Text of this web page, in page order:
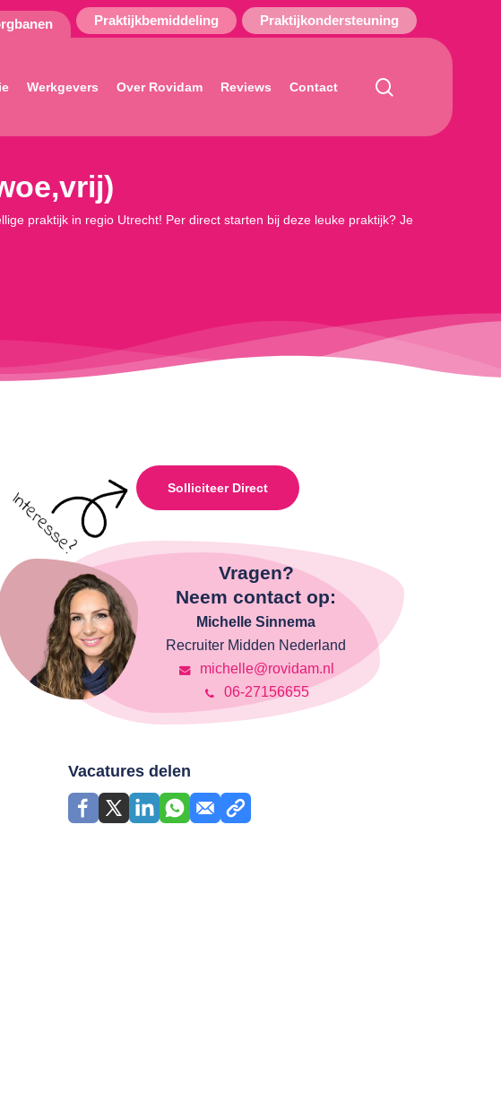
Praktijkbemiddeling Praktijkondersteuning
Werkgevers Over Rovidam Reviews Contact
praktijk in regio Utrecht! Per direct starten bij deze leuke praktijk? Je
Solliciteer Direct
Vragen?
Neem contact op:
Michelle Sinnema
Recruiter Midden Nederland
michelle@rovidam.nl
06-27156655
Vacatures delen